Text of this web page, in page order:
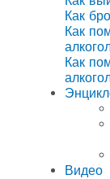
Как
Как
Как
Видео